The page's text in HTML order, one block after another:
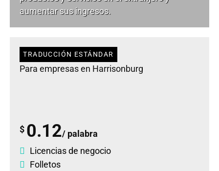
aumentar sus ingresos.
TRADUCCIÓN ESTÁNDAR
Para empresas en Harrisonburg
$ 0.12/ palabra
Licencias de negocio
Folletos